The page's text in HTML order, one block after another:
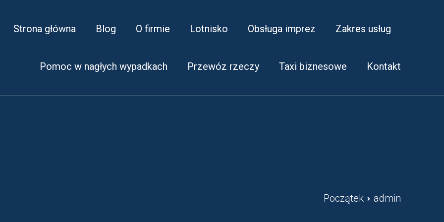
Strona główna Blog O firmie Lotnisko Obsługa imprez Zakres usług
Pomoc w nagłych wypadkach Przewóz rzeczy Taxi biznesowe Kontakt
Początek admin